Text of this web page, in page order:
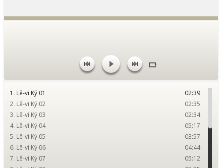
1. Lê-vi Ký 01
02:39
2. Lê-vi Ký 02
02:35
3. Lê-vi Ký 03
02:34
4. Lê-vi Ký 04
05:17
5. Lê-vi Ký 05
03:57
6. Lê-vi Ký 06
04:44
7. Lê-vi Ký 07
05:12